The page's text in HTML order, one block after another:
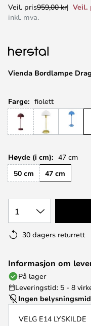
begynnelsen
Vienda Bordlampe
Veil. pris959,00 kr
Veil.
inkl. mva.
Farge: fiolett
Høyde (i cm): 47 cm
50 cm
47 cm
1
30 dagers returrett
Informasjon om
På lager
Leveringstid: 5 - 8
Ingen
VELG E14 LYSKILDE